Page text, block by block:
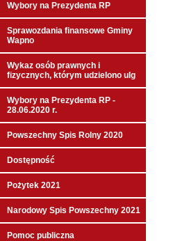
Wybory na Prezydenta RP
Sprawozdania finansowe Gminy
Wapno
Wykaz osób prawnych i
fizycznych, którym udzielono ulg
Wybory na Prezydenta RP -
28.06.2020 r.
Powszechny Spis Rolny 2020
Dostępność
Pożytek 2021
Narodowy Spis Powszechny 2021
Pomoc publiczna